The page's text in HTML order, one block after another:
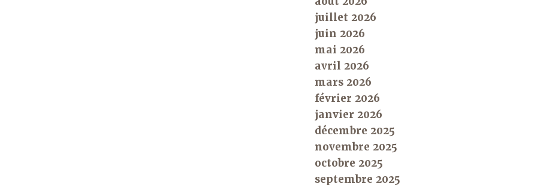
juillet 2026
juin 2026
mai 2026
avril 2026
mars 2026
février 2026
janvier 2026
décembre 2025
novembre 2025
octobre 2025
septembre 2025